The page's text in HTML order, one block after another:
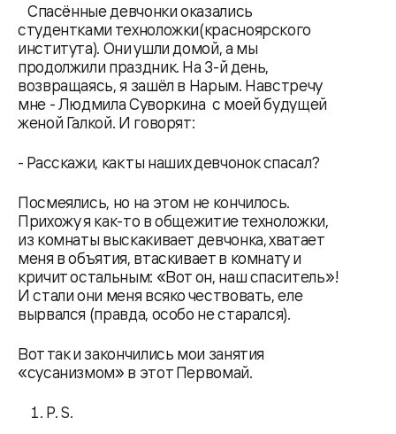
Спасённые девчонки оказались
студентками техноложки(красноярского
института). Они ушли домой, а мы
продолжили праздник. На 3-й день,
возвращаясь, я зашёл в Нарым. Навстречу
мне - Людмила Суворкина с моей будущей
женой Галкой. И говорят:
- Расскажи, как ты наших девчонок спасал?
Посмеялись, но на этом не кончилось.
Прихожу я как-то в общежитие техноложки,
из комнаты выскакивает девчонка, хватает
меня в объятия, втаскивает в комнату и
кричит остальным: «Вот он, наш спаситель»!
И стали они меня всяко чествовать, еле
вырвался (правда, особо не старался).
Вот так и закончились мои занятия
«сусанизмом» в этот Первомай.
P. S.